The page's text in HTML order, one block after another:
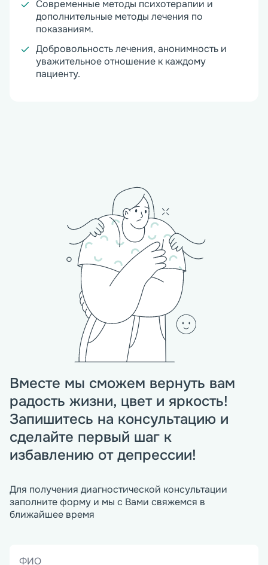
Современные методы психотерапии и
дополнительные методы лечения по
показаниям.
Добровольность лечения, анонимность и
уважительное отношение к каждому
пациенту.
Вместе мы сможем вернуть вам
радость жизни, цвет и яркость!
Запишитесь на консультацию и
сделайте первый шаг к
избавлению от депрессии!
Для получения диагностической консультации
заполните форму и мы с Вами свяжемся в
ближайшее время